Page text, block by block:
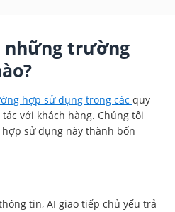
những trường
hợp sử dụng trong các quy
với khách hàng. Chúng tôi
sử dụng này thành bốn
tin, AI giao tiếp chủ yếu trả